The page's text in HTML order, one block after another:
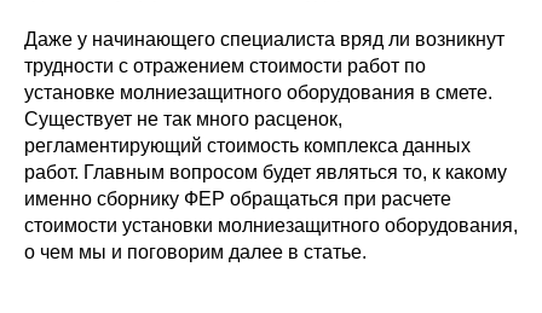
Даже у начинающего специалиста вряд ли возникнут
трудности с отражением стоимости работ по
установке молниезащитного оборудования в смете.
Существует не так много расценок,
регламентирующий стоимость комплекса данных
работ. Главным вопросом будет являться то, к какому
именно сборнику ФЕР обращаться при расчете
стоимости установки молниезащитного оборудования,
о чем мы и поговорим далее в статье.